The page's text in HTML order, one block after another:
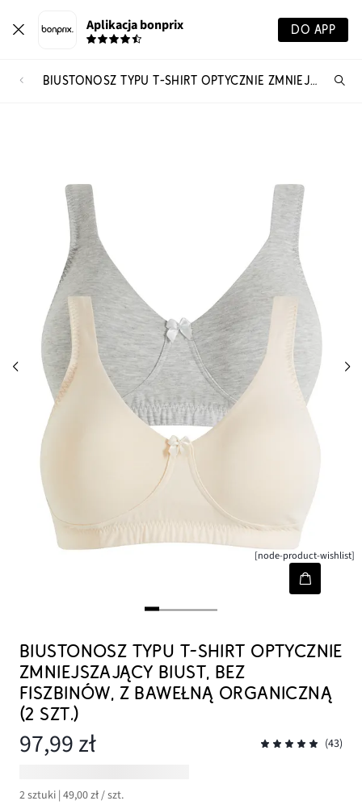
Aplikacja bonprix DO APP
BIUSTONOSZ TYPU T-SHIRT OPTYCZNIE ZMNIEJSZAJĄCY BIUST, BEZ FISZBINÓW, Z BAWEŁNĄ ORGANICZNĄ (2 SZT.)
[node-product-wishlist]
BIUSTONOSZ TYPU T-SHIRT OPTYCZNIE
ZMNIEJSZAJĄCY BIUST, BEZ
FISZBINÓW, Z BAWEŁNĄ ORGANICZNĄ
(2 SZT.)
97,99 zł (43)
2 sztuki | 49,00 zł / szt.